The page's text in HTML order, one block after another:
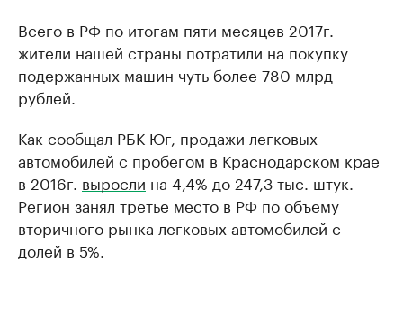
Всего в РФ по итогам пяти месяцев 2017г.
жители нашей страны потратили на покупку
подержанных машин чуть более 780 млрд
рублей.
Как сообщал РБК Юг, продажи легковых
автомобилей с пробегом в Краснодарском крае
в 2016г. выросли на 4,4% до 247,3 тыс. штук.
Регион занял третье место в РФ по объему
вторичного рынка легковых автомобилей с
долей в 5%.